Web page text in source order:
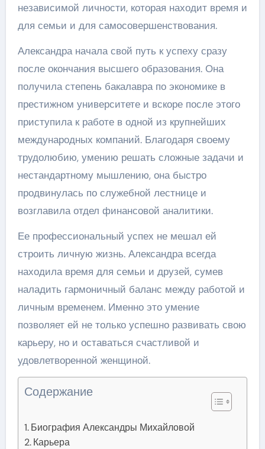
независимой личности, которая находит время и
для семьи и для самосовершенствования.
Александра начала свой путь к успеху сразу
после окончания высшего образования. Она
получила степень бакалавра по экономике в
престижном университете и вскоре после этого
приступила к работе в одной из крупнейших
международных компаний. Благодаря своему
трудолюбию, умению решать сложные задачи и
нестандартному мышлению, она быстро
продвинулась по служебной лестнице и
возглавила отдел финансовой аналитики.
Ее профессиональный успех не мешал ей
строить личную жизнь. Александра всегда
находила время для семьи и друзей, сумев
наладить гармоничный баланс между работой и
личным временем. Именно это умение
позволяет ей не только успешно развивать свою
карьеру, но и оставаться счастливой и
удовлетворенной женщиной.
Содержание
Биография Александры Михайловой
Карьера